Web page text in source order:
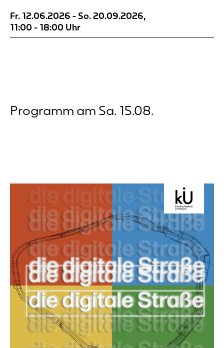
Straße An sieben Orten rund um den
Dortmunder Wall lässt sich Wahrnehmung
notieren. Die Orte sind nach alten Postkarten
Fr. 12.06.2026 - So. 20.09.2026,
11:00 - 18:00 Uhr
Programm am Sa. 15.08.